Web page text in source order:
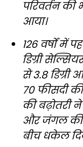
परिवर्तन
आया।
126 वर्षों में
डिग्री
से 3.8 डिग्री
70 फीसदी
की बढ़ोतरी
और जंगल
बीच धकेल